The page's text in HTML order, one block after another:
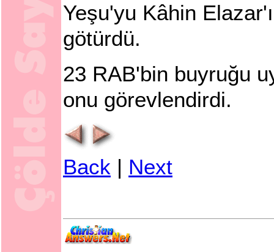
Yeşu'yu Kâhin
götürdü.
23 RAB'bin buyruğu
onu görevlendirdi.
Back | Next